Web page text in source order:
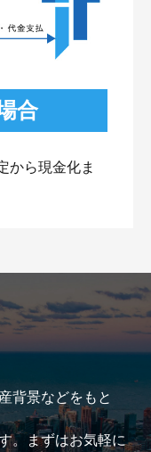
合
から現金化ま
背景などをもと
。まずはお気軽に